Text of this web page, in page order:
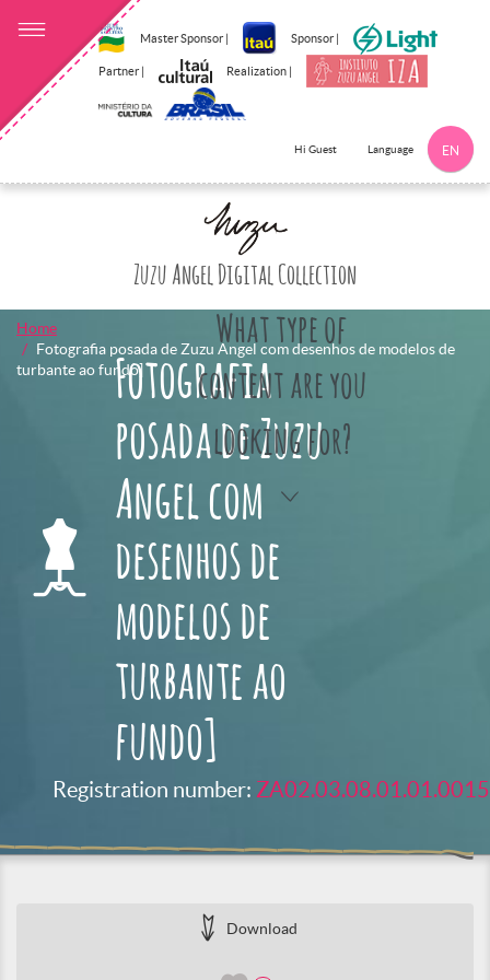
Master Sponsor | Sponsor |
Partner | Realization |
Hi Guest Language EN
Zuzu Angel Digital Collection
What type of
content are you
looking for?
Home
Fotografia posada de Zuzu Angel com desenhos de modelos de
turbante ao fundo]Fotografia
posada de Zuzu
Angel com
desenhos de
modelos de
turbante ao
fundo]
Registration number: ZA02.03.08.01.01.0015
Download